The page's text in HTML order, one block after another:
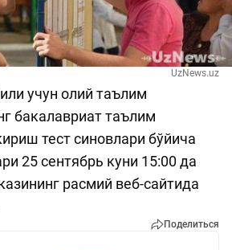
UzNews.uz
учун олий таълим
бакалавриат таълим
тест синовлари бўйича
25 сентябрь куни 15:00 да
расмий веб-сайтида
Поделиться